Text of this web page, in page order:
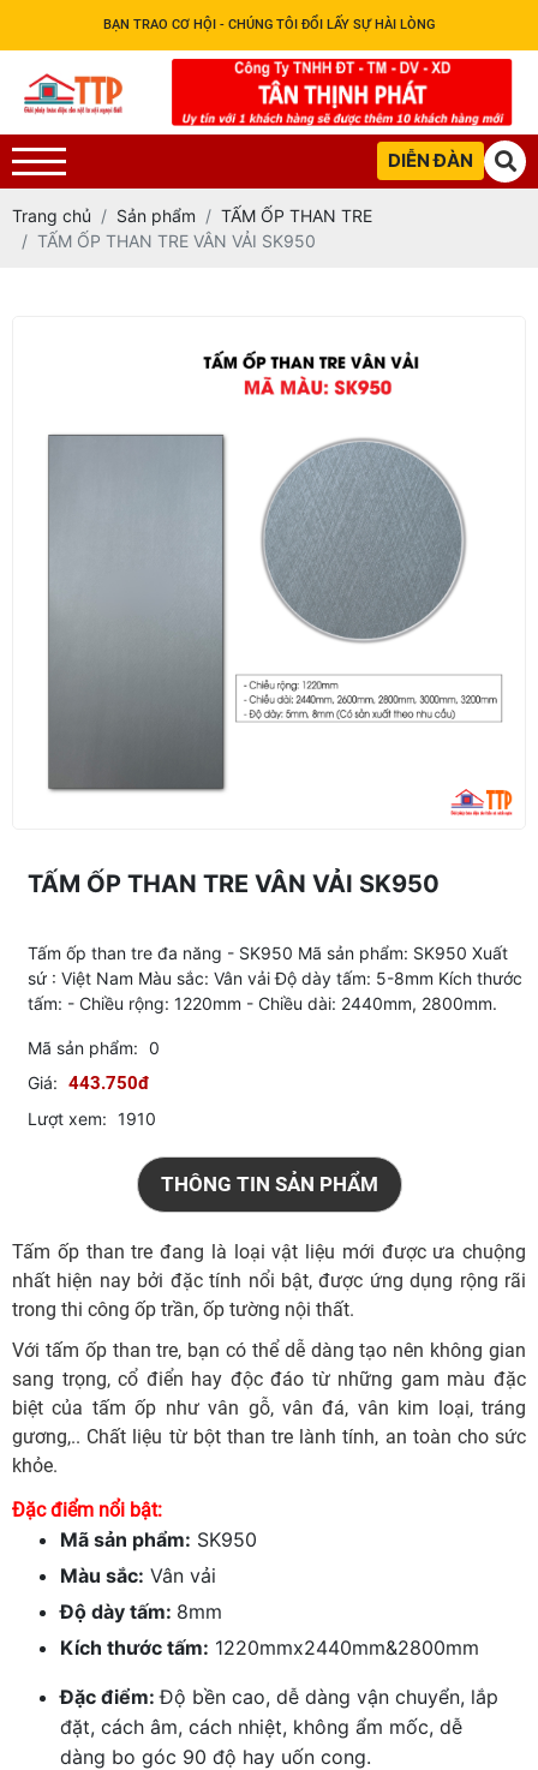
BẠN TRAO CƠ HỘI - CHÚNG TÔI ĐỔI LẤY SỰ HÀI LÒNG
DIỄN ĐÀN
Trang chủ Sản phẩm
TẤM ỐP THAN TRE
TẤM ỐP THAN TRE VÂN VẢI SK950
TẤM ỐP THAN TRE VÂN VẢI SK950
Tấm ốp than tre đa năng - SK950 Mã sản phẩm: SK950 Xuất
sứ : Việt Nam Màu sắc: Vân vải Độ dày tấm: 5-8mm Kích thước
tấm: - Chiều rộng: 1220mm - Chiều dài: 2440mm, 2800mm.
Mã sản phẩm: 0
Giá: 443.750đ
Lượt xem: 1910
THÔNG TIN SẢN PHẨM
Tấm ốp than tre đang là loại vật liệu mới được ưa chuộng
nhất hiện nay bởi đặc tính nổi bật, được ứng dụng rộng rãi
trong thi công ốp trần, ốp tường nội thất.
Với tấm ốp than tre, bạn có thể dễ dàng tạo nên không gian
sang trọng, cổ điển hay độc đáo từ những gam màu đặc
biệt của tấm ốp như vân gỗ, vân đá, vân kim loại, tráng
gương,.. Chất liệu từ bột than tre lành tính, an toàn cho sức
khỏe.
Đặc điểm nổi bật:
Mã sản phẩm: SK950
Màu sắc: Vân vải
Độ dày tấm: 8mm
Kích thước tấm: 1220mmx2440mm&2800mm
Đặc điểm:Độ bền cao, dễ dàng vận chuyển, lắp
đặt, cách âm, cách nhiệt, không ẩm mốc, dễ
dàng bo góc 90 độ hay uốn cong.